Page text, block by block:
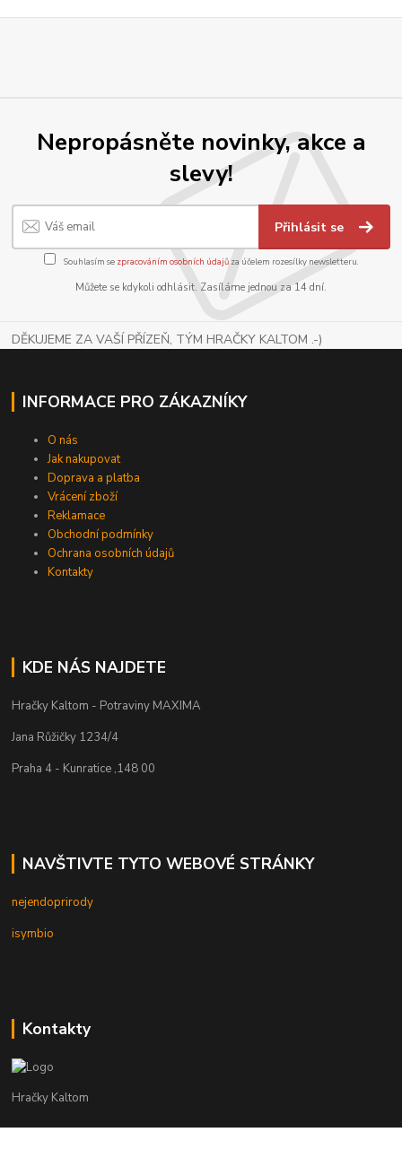
Nepropásněte novinky, akce a
slevy!
Přihlásit se
Souhlasím se zpracováním osobních údajůza účelem rozesílky newsletteru.
Můžete se kdykoli odhlásit. Zasíláme jednou za 14 dní.
DĚKUJEME ZA VAŠÍ PŘÍZEŇ, TÝM HRAČKY KALTOM .-)
INFORMACE PRO ZÁKAZNÍKY
O nás
Jak nakupovat
Doprava a platba
Vrácení zboží
Reklamace
Obchodní podmínky
Ochrana osobních údajů
Kontakty
KDE NÁS NAJDETE
Hračky Kaltom - Potraviny MAXIMA
Jana Růžičky 1234/4
Praha 4 - Kunratice ,148 00
NAVŠTIVTE TYTO WEBOVÉ STRÁNKY
nejendoprirody
isymbio
Kontakty
Hračky Kaltom